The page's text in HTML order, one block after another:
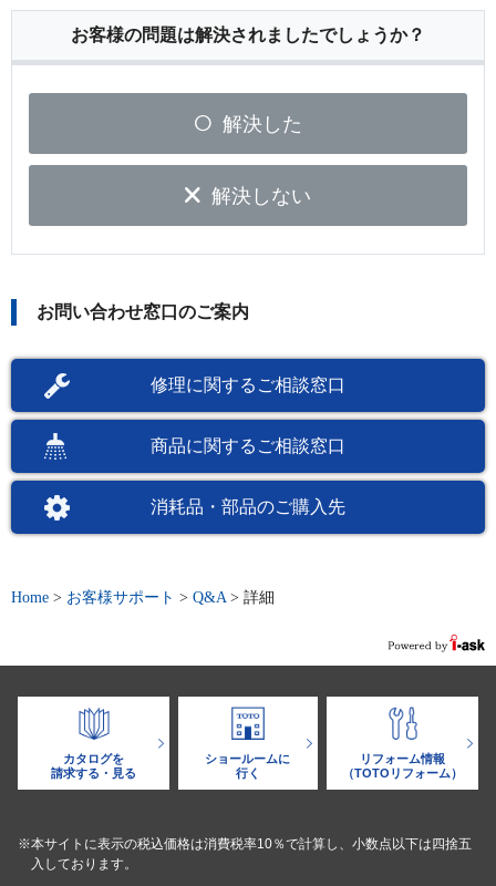
お客様の問題は解決されましたでしょうか？
解決した
解決しない
お問い合わせ窓口のご案内
修理に関するご相談窓口
商品に関するご相談窓口
消耗品・部品のご購入先
Home > お客様サポート > Q&A > 詳細
カタログを
請求する・見る
ショールームに
行く
リフォーム情報
（TOTOリフォーム）
※本サイトに表示の税込価格は消費税率10％で計算し、小数点以下は四捨五
入しております。